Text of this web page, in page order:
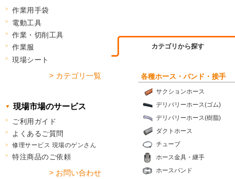
カテゴリから探す
各種ホース・バンド・接手
サクションホース
デリバリーホース(ゴム)
デリバリーホース(樹脂)
ダクトホース
チューブ
ホース金具・継手
ホースバンド
作業用手袋
電動工具
作業・切削工具
作業服
現場シート
> カテゴリ一覧
現場市場のサービス
ご利用ガイド
よくあるご質問
修理サービス 現場のゲンさん
特注商品のご依頼
> お問い合わせ